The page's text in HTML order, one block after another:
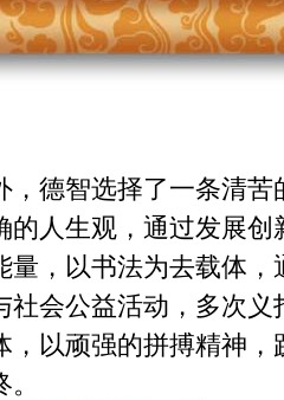
，德智选择了一条清
的人生观，通过发展
量，以书法为去载体
社会公益活动，多次
，以顽强的拼搏精神